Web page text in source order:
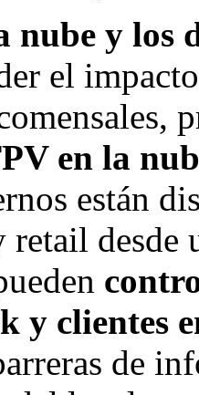
nube y los
el
en la
están
retail
y clientes
de